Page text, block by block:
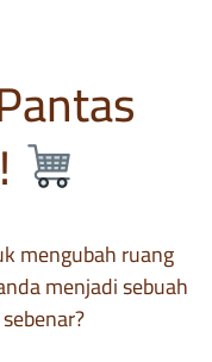
mengubah ruang
menjadi sebuah